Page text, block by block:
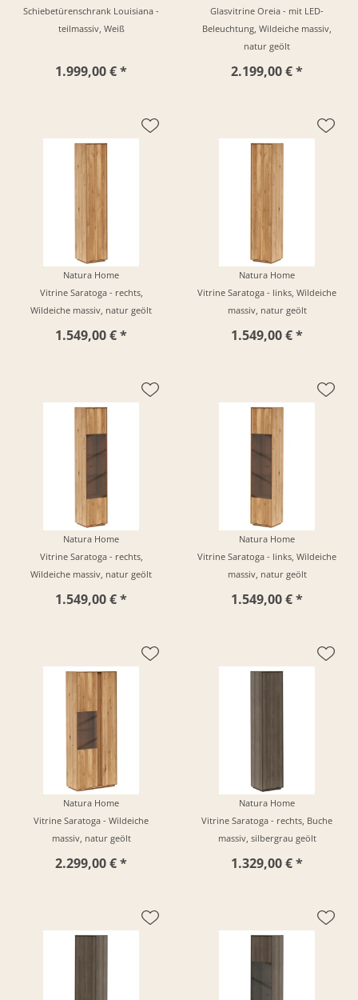
Schiebetürenschrank Louisiana -
teilmassiv, Weiß
1.999,00 € *
Glasvitrine Oreia - mit LED-
Beleuchtung, Wildeiche massiv,
natur geölt
2.199,00 € *
Natura Home
Vitrine Saratoga - rechts,
Wildeiche massiv, natur geölt
1.549,00 € *
Natura Home
Vitrine Saratoga - links, Wildeiche
massiv, natur geölt
1.549,00 € *
Natura Home
Vitrine Saratoga - rechts,
Wildeiche massiv, natur geölt
1.549,00 € *
Natura Home
Vitrine Saratoga - links, Wildeiche
massiv, natur geölt
1.549,00 € *
Natura Home
Vitrine Saratoga - Wildeiche
massiv, natur geölt
2.299,00 € *
Natura Home
Vitrine Saratoga - rechts, Buche
massiv, silbergrau geölt
1.329,00 € *